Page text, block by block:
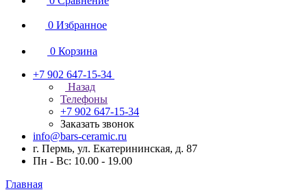
0 Избранное
0 Корзина
+7 902 647-15-34
Назад
Телефоны
+7 902 647-15-34
Заказать звонок
info@bars-ceramic.ru
г. Пермь, ул. Екатерининская, д. 87
Пн - Вс: 10.00 - 19.00
Главная